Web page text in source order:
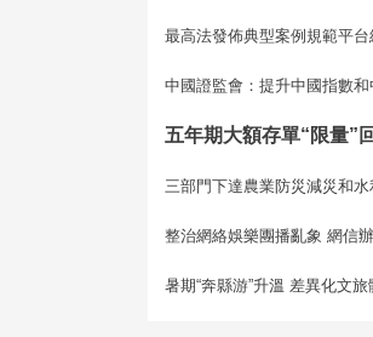
最高法發佈典型案例規範平
中國證監會：提升中國指數
五年期大額存單“限量”
三部門下達農業防災減災和
整治網絡娛樂團播亂象 網信
暑期“奔縣游”升溫 差異化文